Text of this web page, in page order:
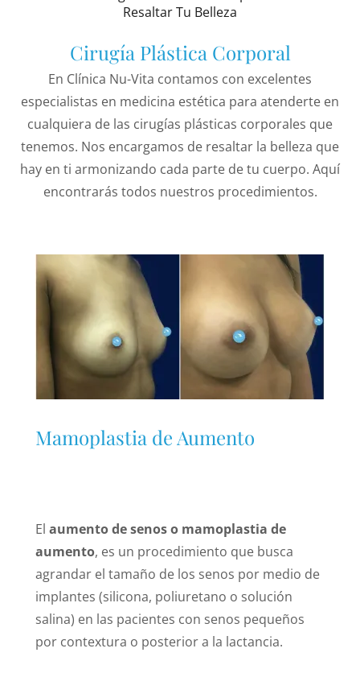
Resaltar Tu Belleza
Cirugía Plástica Corporal
En Clínica Nu-Vita contamos con excelentes
especialistas en medicina estética para atenderte en
cualquiera de las cirugías plásticas corporales que
tenemos. Nos encargamos de resaltar la belleza que
hay en ti armonizando cada parte de tu cuerpo. Aquí
encontrarás todos nuestros procedimientos.
Mamoplastia de Aumento
El aumento de senos o mamoplastia de
aumento, es un procedimiento que busca
agrandar el tamaño de los senos por medio de
implantes (silicona, poliuretano o solución
salina) en las pacientes con senos pequeños
por contextura o posterior a la lactancia.